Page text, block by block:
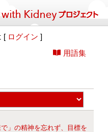
[ ログイン ]
用語集
」の精神を忘れず、目標を